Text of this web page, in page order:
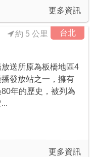
更多資訊
台北
約 5 公里
送所原為板橋地區4
播發放站之一，擁有
80年的歷史，被列為
更多資訊